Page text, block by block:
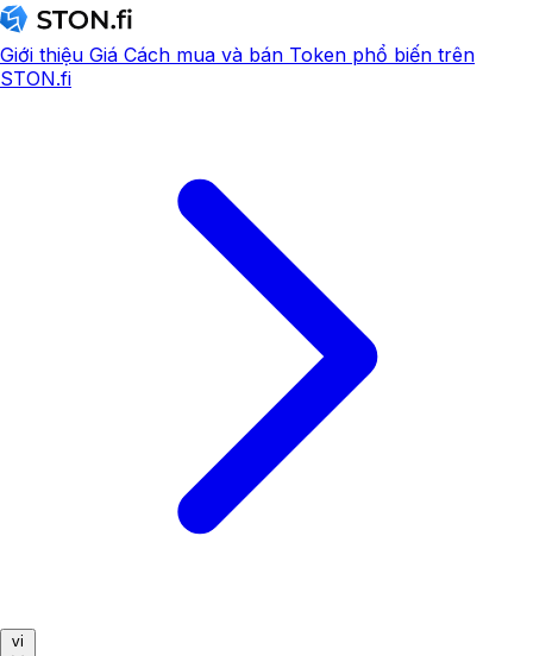
Giới thiệu Giá Cách mua và bán Token phổ biến trên
STON.fi
vi